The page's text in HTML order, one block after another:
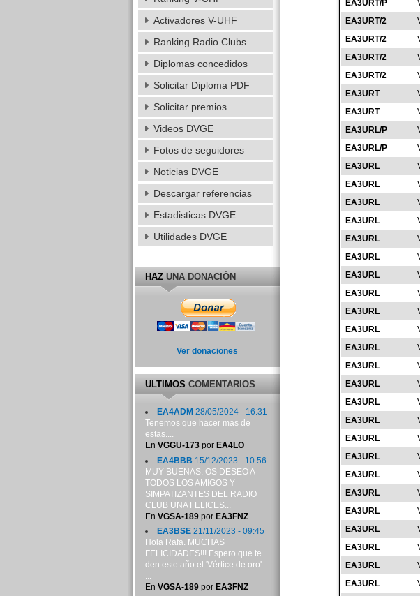
EA3URT/P
EA3URT/2
EA3URT/2
EA3URT/2
EA3URT/2
EA3URT
EA3URT
EA3URL/P
EA3URL/P
EA3URL
EA3URL
EA3URL
EA3URL
EA3URL
EA3URL
EA3URL
EA3URL
EA3URL
EA3URL
EA3URL
EA3URL
EA3URL
EA3URL
EA3URL
EA3URL
EA3URL
EA3URL
EA3URL
EA3URL
EA3URL
EA3URL
EA3URL
EA3URL
Activadores V-UHF
Ranking Radio Clubs
Diplomas concedidos
Solicitar Diploma PDF
Solicitar premios
Videos DVGE
Fotos de seguidores
Noticias DVGE
Descargar referencias
Estadisticas DVGE
Utilidades DVGE
HAZUNA DONACIÓN
Ver donaciones
ULTIMOSCOMENTARIOS
EA4ADM 28/05/2024 - 16:31
Tenemos que hacer mas de
estas....
En VGGU-173por EA4LO
EA4BBB 15/12/2023 - 10:56
MUY BUENAS. OS DESEO A
TODOS LOS AMIGOS Y
SIMPATIZANTES DEL RADIO
CLUB UNA FELICES...
En VGSA-189por EA3FNZ
EA3BSE21/11/2023 - 09:45
Hola Rafa. MUCHAS
FELICIDADES!!! Espero que te
den este año el 'Vértice de oro'
...
En VGSA-189por EA3FNZ